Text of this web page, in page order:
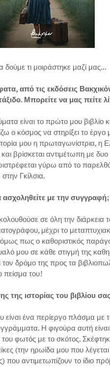
δούμε τι μοιράστηκε μαζί μας...
από τις εκδόσεις Βακχικόν
Μπορείτε να μας πείτε
είναι το πρώτο μου
ο κόσμος να στηρίξει το έργο
μου η πρωταγωνίστρια, η
βρίσκεται αντιμέτωπη με
γύρω από το
Γκίλσια.
με την συγγραφή;
σε όλη την
μέχρι το
πως ο καθοριστικός
μου σε κάθε στιγμή της
τον δρόμο της προς τα
πείσμα του!
ιστορίας του βιβλίου
είναι ένα περίεργο πλάσμα με
Η φιγούρα αυτή
του φωτός με το σκότος.
(την ηρωίδα μου που
που αντιμετωπίζουν το ίδιο